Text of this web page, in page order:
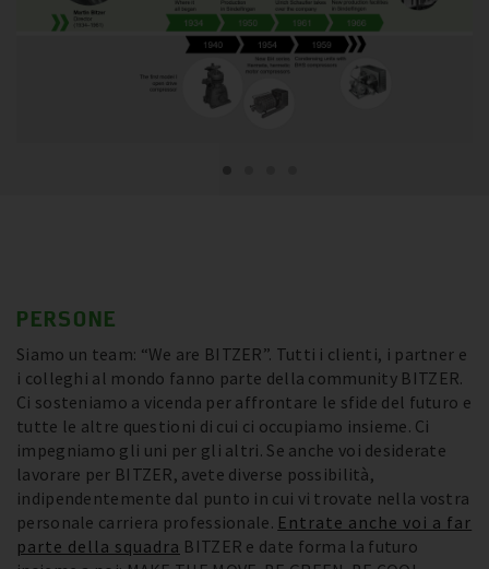
PERSONE
Siamo un team: “We are BITZER”. Tutti i clienti, i partner e
i colleghi al mondo fanno parte della community BITZER.
Ci sosteniamo a vicenda per affrontare le sfide del futuro e
tutte le altre questioni di cui ci occupiamo insieme. Ci
impegniamo gli uni per gli altri. Se anche voi desiderate
lavorare per BITZER, avete diverse possibilità,
indipendentemente dal punto in cui vi trovate nella vostra
personale carriera professionale. Entrate anche voi a far
parte della squadra BITZER e date forma la futuro